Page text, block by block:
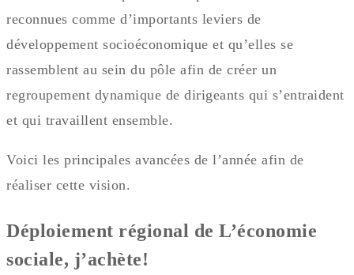
reconnues comme d’importants leviers de
développement socioéconomique et qu’elles se
rassemblent au sein du pôle afin de créer un
regroupement dynamique de dirigeants qui s’entraident
et qui travaillent ensemble.
Voici les principales avancées de l’année afin de
réaliser cette vision.
Déploiement régional de L’économie
sociale, j’achète!